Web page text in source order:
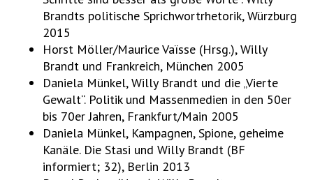
Brandts politische Sprichwortrhetorik, Würzburg
2015
Horst Möller/Maurice Vaïsse (Hrsg.), Willy
Brandt und Frankreich, München 2005
Daniela Münkel, Willy Brandt und die „Vierte
Gewalt“. Politik und Massenmedien in den 50er
bis 70er Jahren, Frankfurt/Main 2005
Daniela Münkel, Kampagnen, Spione, geheime
Kanäle. Die Stasi und Willy Brandt (BF
informiert; 32), Berlin 2013